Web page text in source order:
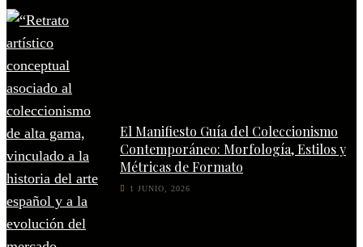
El Manifiesto Guía del Coleccionismo
Contemporáneo: Morfología, Estilos y
Métricas de Formato
1 JUNIO, 2026